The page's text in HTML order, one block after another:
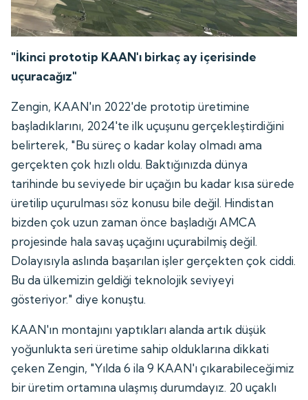
"İkinci prototip KAAN'ı birkaç ay içerisinde
uçuracağız"
Zengin, KAAN'ın 2022'de prototip üretimine
başladıklarını, 2024'te ilk uçuşunu gerçekleştirdiğini
belirterek, "Bu süreç o kadar kolay olmadı ama
gerçekten çok hızlı oldu. Baktığınızda dünya
tarihinde bu seviyede bir uçağın bu kadar kısa sürede
üretilip uçurulması söz konusu bile değil. Hindistan
bizden çok uzun zaman önce başladığı AMCA
projesinde hala savaş uçağını uçurabilmiş değil.
Dolayısıyla aslında başarılan işler gerçekten çok ciddi.
Bu da ülkemizin geldiği teknolojik seviyeyi
gösteriyor." diye konuştu.
KAAN'ın montajını yaptıkları alanda artık düşük
yoğunlukta seri üretime sahip olduklarına dikkati
çeken Zengin, "Yılda 6 ila 9 KAAN'ı çıkarabileceğimiz
bir üretim ortamına ulaşmış durumdayız. 20 uçaklı